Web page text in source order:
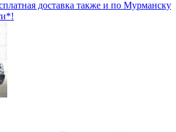
доставка также и по Мурманску